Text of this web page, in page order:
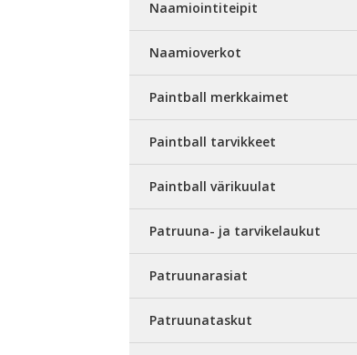
Naamiointiteipit
Naamioverkot
Paintball merkkaimet
Paintball tarvikkeet
Paintball värikuulat
Patruuna- ja tarvikelaukut
Patruunarasiat
Patruunataskut